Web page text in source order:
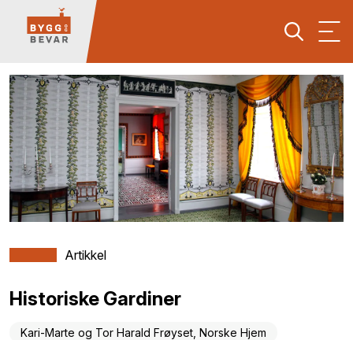
Artikkel
Historiske Gardiner
Kari-Marte og Tor Harald Frøyset, Norske Hjem